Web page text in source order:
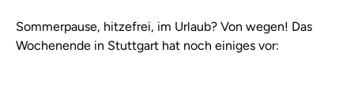
Sommerpause, hitzefrei, im Urlaub? Von wegen! Das
Wochenende in Stuttgart hat noch einiges vor: